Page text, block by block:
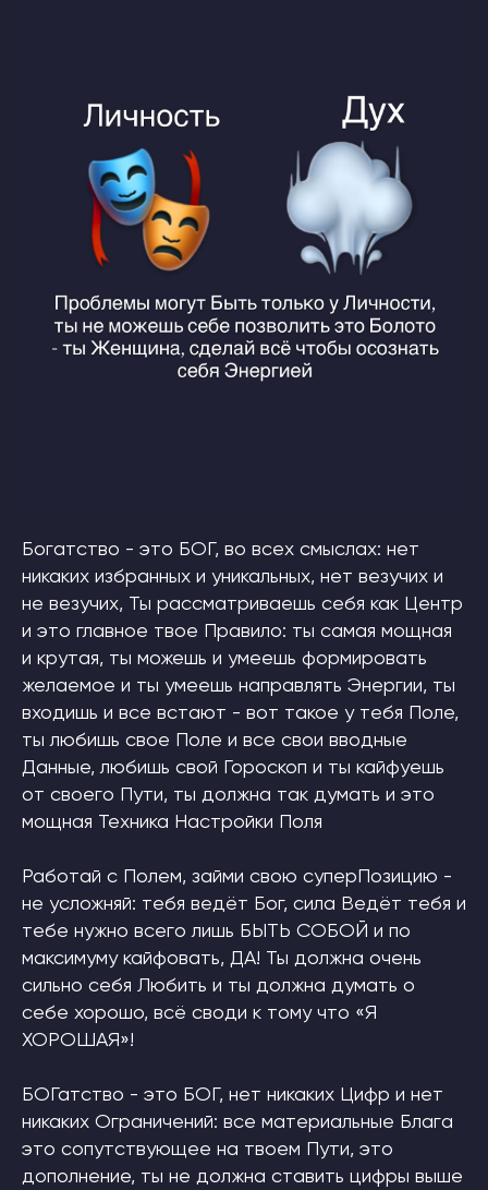
Богатство - это БОГ, во всех смыслах: нет
никаких избранных и уникальных, нет везучих и
не везучих, Ты рассматриваешь себя как Центр
и это главное твое Правило: ты самая мощная
и крутая, ты можешь и умеешь формировать
желаемое и ты умеешь направлять Энергии, ты
входишь и все встают - вот такое у тебя Поле,
ты любишь свое Поле и все свои вводные
Данные, любишь свой Гороскоп и ты кайфуешь
от своего Пути, ты должна так думать и это
мощная Техника Настройки Поля
Работай с Полем, займи свою суперПозицию -
не усложняй: тебя ведёт Бог, сила Ведёт тебя и
тебе нужно всего лишь БЫТЬ СОБОЙ и по
максимуму кайфовать, ДА! Ты должна очень
сильно себя Любить и ты должна думать о
себе хорошо, всё своди к тому что «Я
ХОРОШАЯ»!
БОГатство - это БОГ, нет никаких Цифр и нет
никаких Ограничений: все материальные Блага
это сопутствующее на твоем Пути, это
дополнение, ты не должна ставить цифры выше